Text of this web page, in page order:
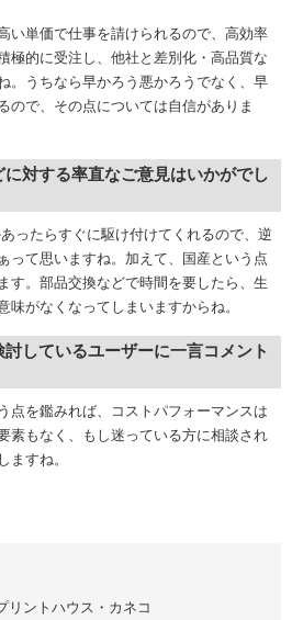
い単価で仕事を請けられるので、高効率
極的に受注し、他社と差別化・高品質な
。うちなら早かろう悪かろうでなく、早
ので、その点については自信がありま
対する率直なご意見はいかがでし
ったらすぐに駆け付けてくれるので、逆
って思いますね。加えて、国産という点
す。部品交換などで時間を要したら、生
味がなくなってしまいますからね。
しているユーザーに一言コメント
点を鑑みれば、コストパフォーマンスは
素もなく、もし迷っている方に相談され
ますね。
リントハウス・カネコ